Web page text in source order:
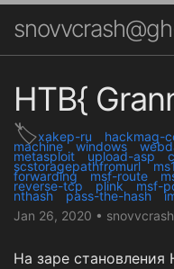
HTB{
xakep-ru hackmag-
machine windows
metasploit upload-asp
scstoragepathfromurl
forwarding msf-route
reverse-tcp plink msf-
nthash pass-the-hash
Jan 26, 2020 • snovvcrash
На заре становления